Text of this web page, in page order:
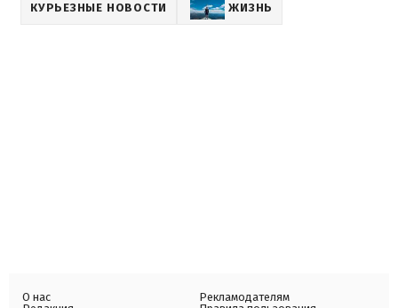
КУРЬЕЗНЫЕ НОВОСТИ ЖИЗНЬ
О нас
Рекламодателям